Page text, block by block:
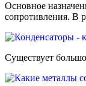
Основное
сопротивления. В
Существует